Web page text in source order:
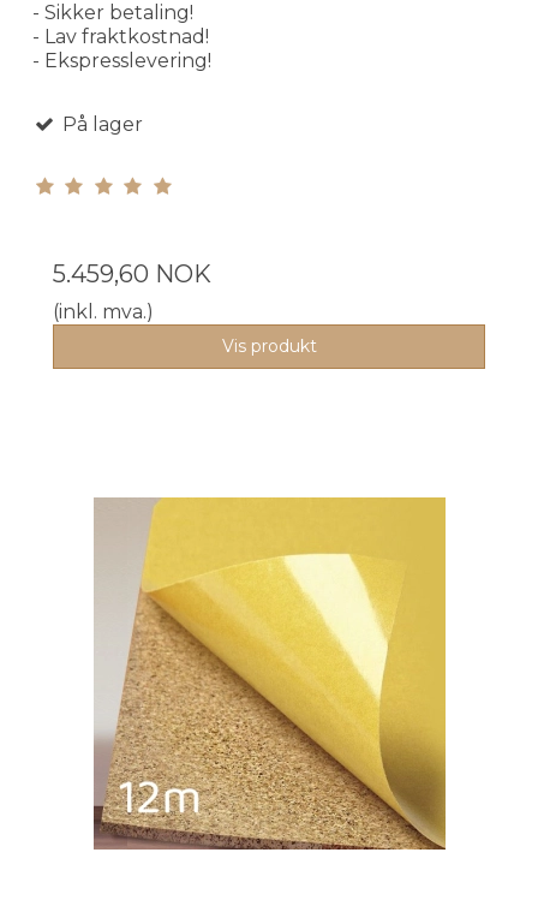
- Sikker betaling!
- Lav fraktkostnad!
- Ekspresslevering!
På lager
5.459,60 NOK
(inkl. mva.)
Vis produkt